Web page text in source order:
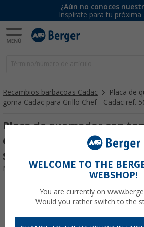
¿Aún no conoces
Inspírate para tu próxima
Recambios barbacoas Cadac
Placa de
goma Cadac para Grillo Chef - Cadac ref.
Placa de quemador con
Cadac para Grillo Chef -
SP007
Nº de artículo 826671
WELCOME TO THE
WEBSHOP!
You are currently on
Would you rather switch to the